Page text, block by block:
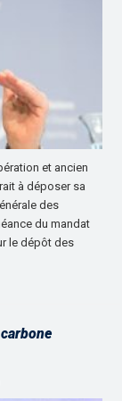
et ancien
à déposer sa
des
du mandat
le dépôt des